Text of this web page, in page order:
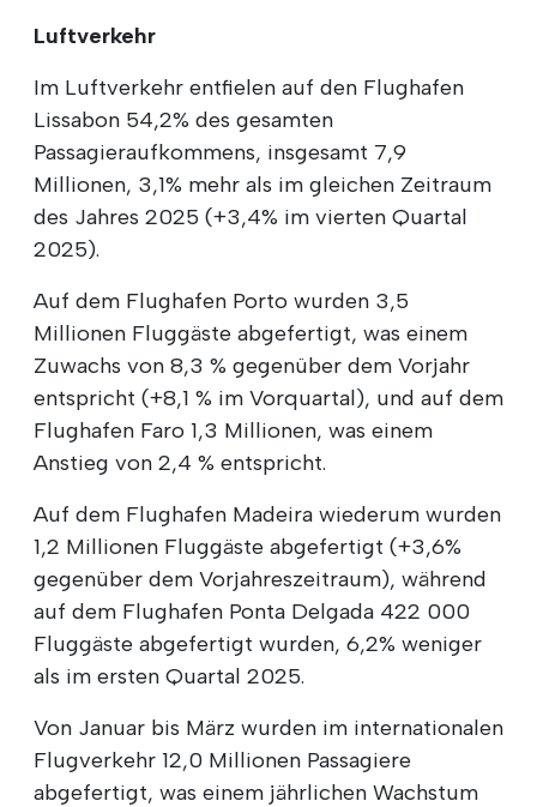
Luftverkehr
Im Luftverkehr entfielen auf den Flughafen
Lissabon 54,2% des gesamten
Passagieraufkommens, insgesamt 7,9
Millionen, 3,1% mehr als im gleichen Zeitraum
des Jahres 2025 (+3,4% im vierten Quartal
2025).
Auf dem Flughafen Porto wurden 3,5
Millionen Fluggäste abgefertigt, was einem
Zuwachs von 8,3 % gegenüber dem Vorjahr
entspricht (+8,1 % im Vorquartal), und auf dem
Flughafen Faro 1,3 Millionen, was einem
Anstieg von 2,4 % entspricht.
Auf dem Flughafen Madeira wiederum wurden
1,2 Millionen Fluggäste abgefertigt (+3,6%
gegenüber dem Vorjahreszeitraum), während
auf dem Flughafen Ponta Delgada 422 000
Fluggäste abgefertigt wurden, 6,2% weniger
als im ersten Quartal 2025.
Von Januar bis März wurden im internationalen
Flugverkehr 12,0 Millionen Passagiere
abgefertigt, was einem jährlichen Wachstum